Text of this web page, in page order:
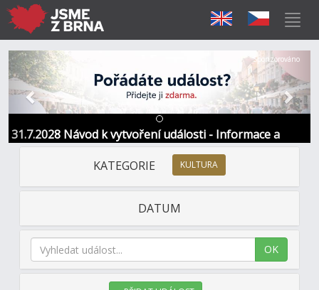
31.7.2028 Návod k vytvoření události - Informace a
kontakt
Předchozí Další
Sponzorováno
KATEGORIE KULTURA
DATUM
OK